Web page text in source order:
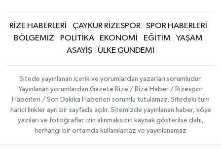
RİZE HABERLERİ ÇAYKUR RİZESPOR
SPOR HABERLERİ
BÖLGEMİZ
POLİTİKA EKONOMİ EĞİTİM
YAŞAM
ASAYİŞ
ÜLKE GÜNDEMİ
Sitede yayınlanan içerik ve yorumlardan yazarları sorumludur.
Yayınlanan yorumlardan Gazete Rize / Rize Haber / Rizespor
Haberleri / Son Dakika Haberleri sorumlu tutulamaz. Sitedeki tüm
harici linkler ayrı bir sayfada açılır. Sitemizde yayınlanan haber, köşe
yazıları ve fotoğraflar izin alınmaksızın kaynak gösterilse dahi,
herhangi bir ortamda kullanılamaz ve yayınlanamaz